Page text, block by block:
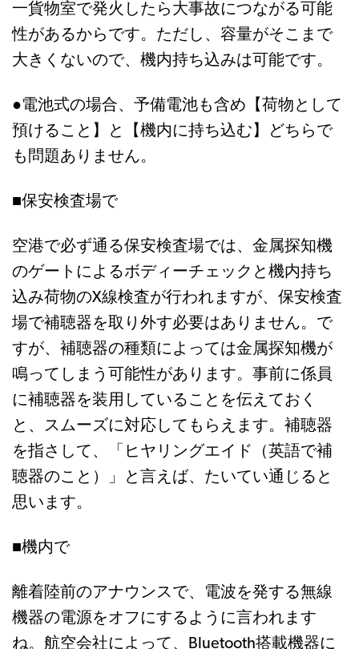
一貨物室で発火したら大事故につながる可能
性があるからです。ただし、容量がそこまで
大きくないので、機内持ち込みは可能です。
●電池式の場合、予備電池も含め【荷物として
預けること】と【機内に持ち込む】どちらで
も問題ありません。
■保安検査場で
空港で必ず通る保安検査場では、金属探知機
のゲートによるボディーチェックと機内持ち
込み荷物のX線検査が行われますが、保安検査
場で補聴器を取り外す必要はありません。で
すが、補聴器の種類によっては金属探知機が
鳴ってしまう可能性があります。事前に係員
に補聴器を装用していることを伝えておく
と、スムーズに対応してもらえます。補聴器
を指さして、「ヒヤリングエイド（英語で補
聴器のこと）」と言えば、たいてい通じると
思います。
■機内で
離着陸前のアナウンスで、電波を発する無線
機器の電源をオフにするように言われます
ね。航空会社によって、Bluetooth搭載機器に